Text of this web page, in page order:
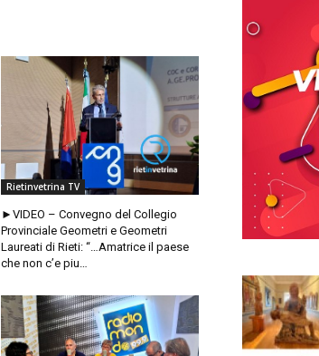
Rietinvetrina TV
►VIDEO – Convegno del Collegio
Provinciale Geometri e Geometri
Laureati di Rieti: “…Amatrice il paese
che non c’e piu…